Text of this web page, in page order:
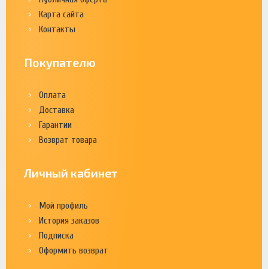
Карта сайта
Контакты
Покупателю
Оплата
Доставка
Гарантии
Возврат товара
Личный кабинет
Мой профиль
История заказов
Подписка
Оформить возврат